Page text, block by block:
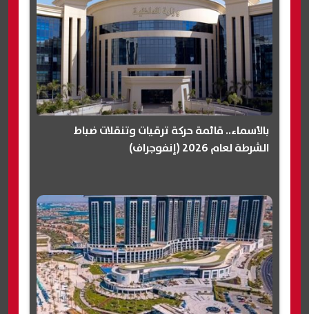
بالأسماء.. قائمة حركة ترقيات وتنقلات ضباط
الشرطة لعام 2026 (إنفوجراف)